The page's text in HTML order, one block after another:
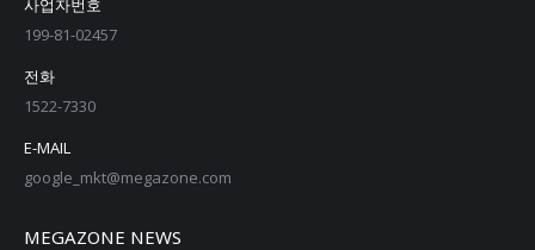
사업자번호
199-81-02457
전화
1522-7330
E-MAIL
google_mkt@megazone.com
MEGAZONE NEWS